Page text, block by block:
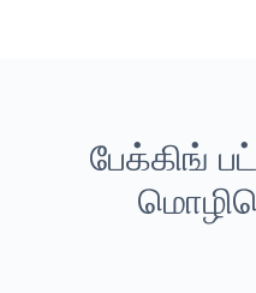
பேக்கிங்